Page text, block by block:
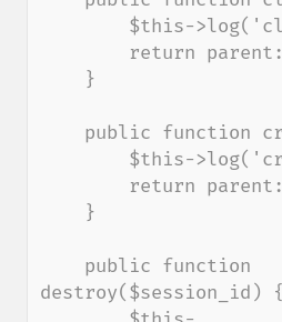
destroy($session_id) {